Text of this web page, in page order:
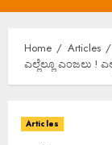
Menu
Home
Articles
ಎಲ್ಲೆಲ್ಲೂ ಎಂಜಲು !
Articles